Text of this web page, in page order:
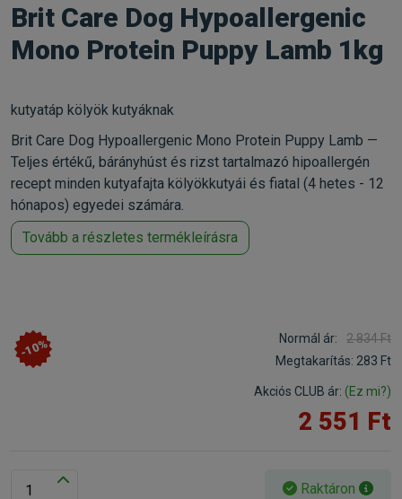
Brit Care Dog Hypoallergenic
Mono Protein Puppy Lamb 1kg
kutyatáp kölyök kutyáknak
Brit Care Dog Hypoallergenic Mono Protein Puppy Lamb —
Teljes értékű, bárányhúst és rizst tartalmazó hipoallergén
recept minden kutyafajta kölyökkutyái és fiatal (4 hetes - 12
hónapos) egyedei számára.
Tovább a részletes termékleírásra
-10% Normál ár:
2 834 Ft
Megtakarítás: 283 Ft
Akciós CLUB ár: (Ez mi?)
2 551 Ft
Raktáron